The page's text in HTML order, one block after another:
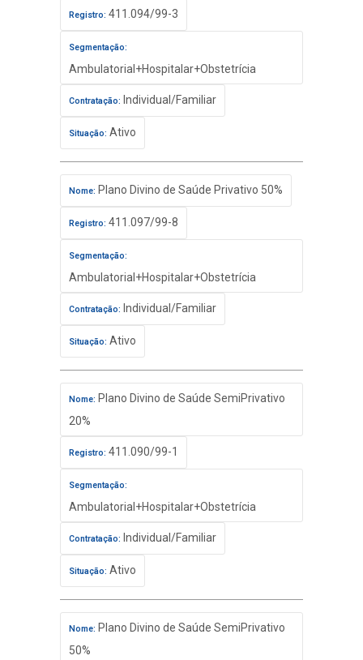
Registro: 411.094/99-3
Segmentação:
Ambulatorial+Hospitalar+Obstetrícia
Contratação: Individual/Familiar
Situação: Ativo
Nome: Plano Divino de Saúde Privativo 50%
Registro: 411.097/99-8
Segmentação:
Ambulatorial+Hospitalar+Obstetrícia
Contratação: Individual/Familiar
Situação: Ativo
Nome: Plano Divino de Saúde SemiPrivativo
20%
Registro: 411.090/99-1
Segmentação:
Ambulatorial+Hospitalar+Obstetrícia
Contratação: Individual/Familiar
Situação: Ativo
Nome: Plano Divino de Saúde SemiPrivativo
50%